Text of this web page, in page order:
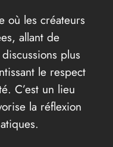
où les créateurs
allant de
plus
le respect
C’est un lieu
la réflexion